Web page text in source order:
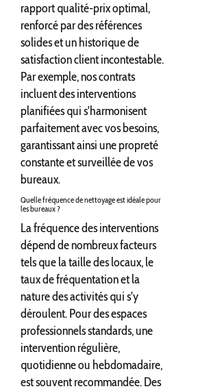
rapport qualité-prix optimal,
renforcé par des références
solides et un historique de
satisfaction client incontestable.
Par exemple, nos contrats
incluent des interventions
planifiées qui s'harmonisent
parfaitement avec vos besoins,
garantissant ainsi une propreté
constante et surveillée de vos
bureaux.
Quelle fréquence de nettoyage est idéale pour
les bureaux ?
La fréquence des interventions
dépend de nombreux facteurs
tels que la taille des locaux, le
taux de fréquentation et la
nature des activités qui s'y
déroulent. Pour des espaces
professionnels standards, une
intervention régulière,
quotidienne ou hebdomadaire,
est souvent recommandée. Des